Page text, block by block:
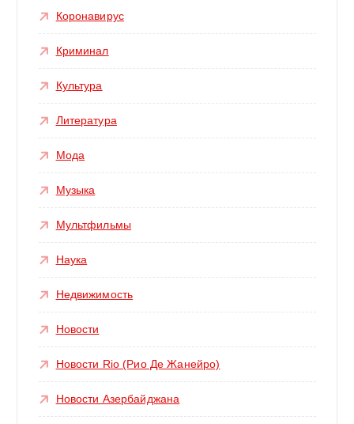
Коронавирус
Криминал
Культура
Литература
Мода
Музыка
Мультфильмы
Наука
Недвижимость
Новости
Новости Rio (Рио Де Жанейро)
Новости Азербайджана